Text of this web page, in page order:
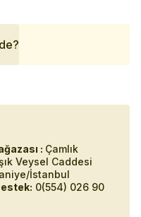
: Çamlık
Veysel Caddesi
İstanbul
0(554) 026 90